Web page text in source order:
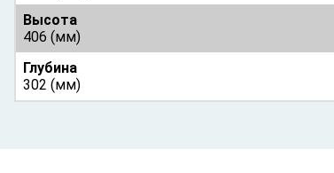
Высота
406 (мм)
Глубина
302 (мм)